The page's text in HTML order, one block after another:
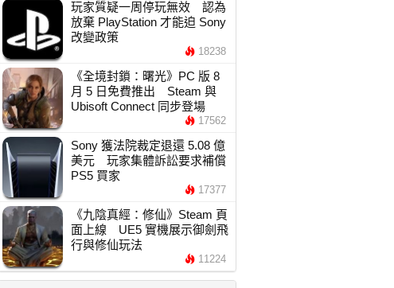
玩家質疑一周停玩無效 認為
放棄 PlayStation 才能迫 Sony
改變政策
18238
《全境封鎖：曙光》PC 版 8
月 5 日免費推出 Steam 與
Ubisoft Connect 同步登場
17562
Sony 獲法院裁定退還 5.08 億
美元 玩家集體訴訟要求補償
PS5 買家
17377
《九陰真經：修仙》Steam 頁
面上線 UE5 實機展示御劍飛
行與修仙玩法
11224